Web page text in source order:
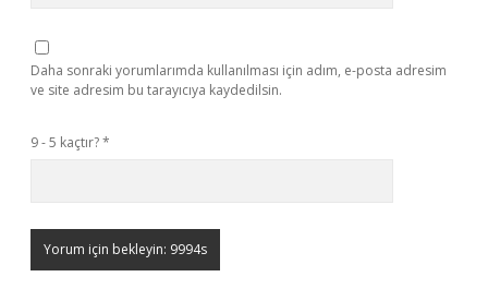
Daha sonraki yorumlarımda kullanılması için adım, e-posta adresim
ve site adresim bu tarayıcıya kaydedilsin.
9 - 5 kaçtır?*